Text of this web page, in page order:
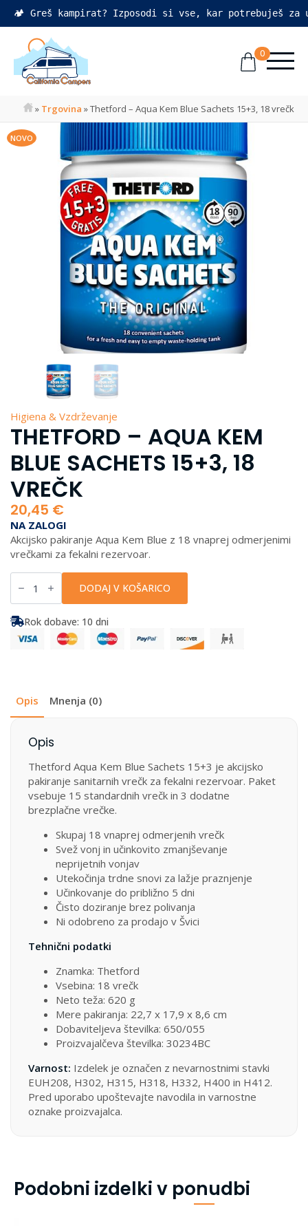
🏕️ Greš kampirat? Izposodi si vse, kar potrebuješ
0
» Trgovina »Thetford – Aqua Kem Blue Sachets 15+3, 18 vrečk
NOVO
Higiena & Vzdrževanje
THETFORD – AQUA KEM
BLUE SACHETS 15+3, 18
VREČK
20,45 €
NA ZALOGI
Akcijsko pakiranje Aqua Kem Blue z 18 vnaprej odmerjenimi
vrečkami za fekalni rezervoar.
Thetford
Kem
Blue
Sachets
15+3,
DODAJ V KOŠARICO
Rok dobave: 10 dni
Opis Mnenja (0)
Opis
Thetford Aqua Kem Blue Sachets 15+3 je akcijsko
pakiranje sanitarnih vrečk za fekalni rezervoar. Paket
vsebuje 15 standardnih vrečk in 3 dodatne
brezplačne vrečke.
Skupaj 18 vnaprej odmerjenih vrečk
Svež vonj in učinkovito zmanjševanje
neprijetnih vonjav
Utekočinja trdne snovi za lažje praznjenje
Učinkovanje do približno 5 dni
Čisto doziranje brez polivanja
Ni odobreno za prodajo v Švici
Tehnični podatki
Znamka: Thetford
Vsebina: 18 vrečk
Neto teža: 620 g
Mere pakiranja: 22,7 x 17,9 x 8,6 cm
Dobaviteljeva številka: 650/055
Proizvajalčeva številka: 30234BC
Varnost: Izdelek je označen z nevarnostnimi stavki
EUH208, H302, H315, H318, H332, H400 in H412.
Pred uporabo upoštevajte navodila in varnostne
oznake proizvajalca.
Podobni izdelki v ponudbi